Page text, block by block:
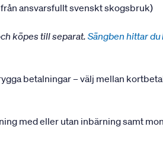
ansvarsfullt svenskt skogsbruk)
köpes till separat. Sängben hittar du
betalningar – välj mellan
med eller utan inbärning samt